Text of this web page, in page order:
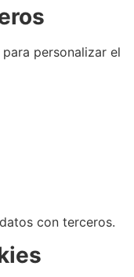
personalizar el
con terceros.